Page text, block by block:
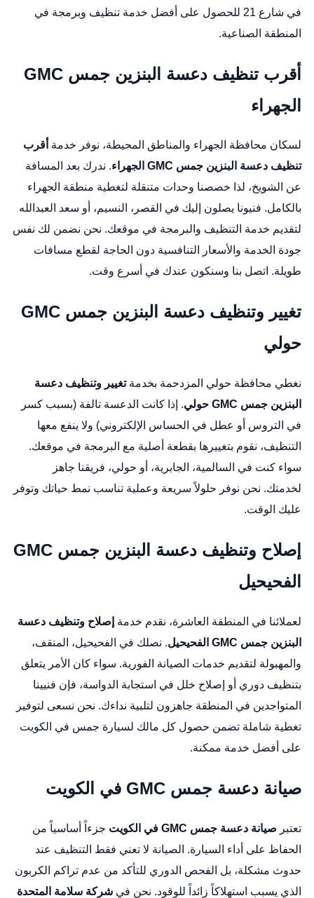
في شارع 21 للحصول على أفضل خدمة تنظيف وبرمجة في
المنطقة الصناعية.
أقرب تنظيف دعسة البنزين جمس GMC
الجهراء
لسكان محافظة الجهراء والمناطق المحيطة، نوفر خدمة أقرب
تنظيف دعسة البنزين جمس GMC الجهراء
. ندرك بعد المسافة
عن الشويخ، لذا خصصنا وحدات متنقلة لتغطية منطقة الجهراء
بالكامل. فنيونا يصلون إليك في القصر، النسيم، أو سعد العبدالله
لتقديم خدمة التنظيف والبرمجة في موقعك. نحن نضمن لك نفس
جودة الخدمة والأسعار التنافسية دون الحاجة لقطع مسافات
طويلة. اتصل بنا وسنكون عندك في أسرع وقت.
تغيير وتنظيف دعسة البنزين جمس GMC
حولي
نغطي محافظة حولي المزدحمة بخدمةتغيير وتنظيف دعسة
البنزين جمس GMC حولي
. إذا كانت الدعسة تالفة (بسبب كسر
في التروس أو عطل في الحساس الإلكتروني) ولا ينفع معها
التنظيف، نقوم بتغييرها بقطعة أصلية مع البرمجة في موقعك.
سواء كنت في السالمية، الجابرية، أو حولي، فريقنا جاهز
لخدمتك. نحن نوفر حلولاً سريعة وعملية تناسب نمط حياتك وتوفر
عليك الوقت.
إصلاح وتنظيف دعسة البنزين جمس GMC
الفحيحيل
لعملائنا في المنطقة العاشرة، نقدم خدمة إصلاح وتنظيف دعسة
البنزين جمس GMC الفحيحيل
. نصلك في الفحيحيل، المنقف،
والمهبولة لتقديم خدمات الصيانة الفورية. سواء كان الأمر يتعلق
بتنظيف دوري أو إصلاح خلل في استجابة الدواسة، فإن فنيينا
المتواجدين في المنطقة جاهزون لتلبية نداءك. نحن نسعى لتوفير
تغطية شاملة تضمن حصول كل مالك لسيارة جمس في الكويت
على أفضل خدمة ممكنة.
صيانة دعسة جمس GMC في الكويت
تعتبر صيانة دعسة جمس GMC في الكويت
جزءاً أساسياً من
الحفاظ على أداء السيارة. الصيانة لا تعني فقط التنظيف عند
حدوث مشكلة، بل الفحص الدوري للتأكد من عدم تراكم الكربون
الذي يسبب استهلاكاً زائداً للوقود. نحن في شركة سلامة المتحدة